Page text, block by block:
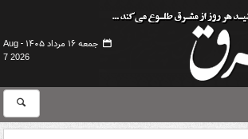
جمعه ۱۶ مرداد ۱۴۰۵ -
Aug
7 2026